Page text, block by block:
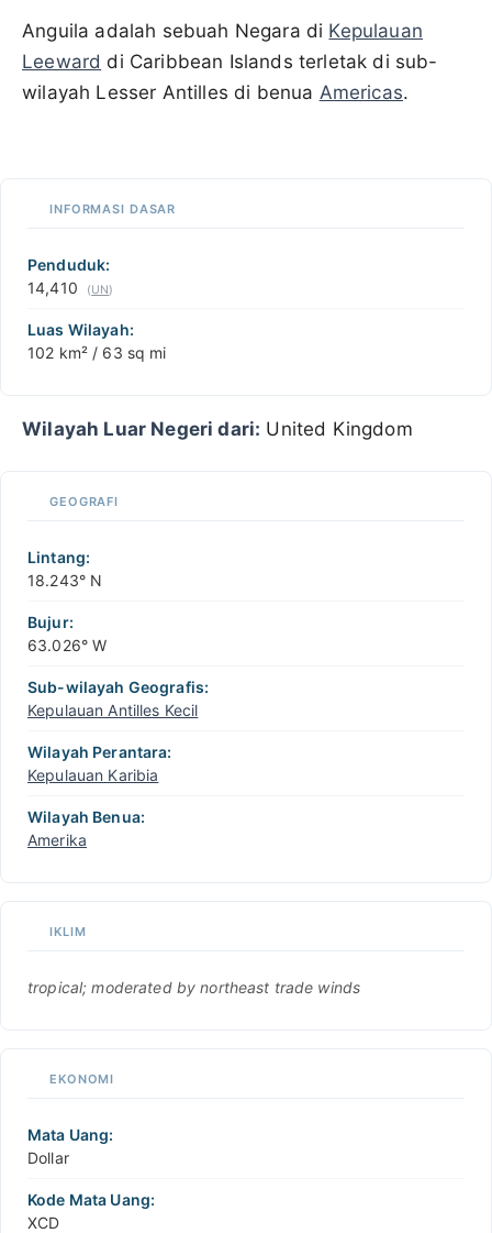
Anguila adalah sebuah Negara di Kepulauan
Leeward di Caribbean Islands terletak di sub-
wilayah Lesser Antilles di benua Americas.
100 km / 62.1 mi
−
INFORMASI DASAR
Penduduk:
14,410
(UN)
Luas Wilayah:
102 km² / 63 sq mi
Wilayah Luar Negeri dari: United Kingdom
GEOGRAFI
Lintang:
18.243° N
Bujur:
63.026° W
Sub-wilayah Geografis:
Kepulauan Antilles Kecil
Wilayah Perantara:
Kepulauan Karibia
Wilayah Benua:
Amerika
IKLIM
tropical; moderated by northeast trade winds
EKONOMI
Mata Uang:
Dollar
Kode Mata Uang:
XCD